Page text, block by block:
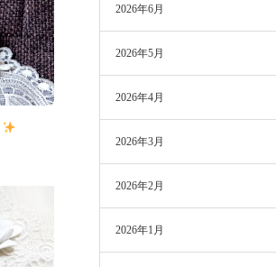
2026年6月
2026年5月
2026年4月
2026年3月
2026年2月
2026年1月